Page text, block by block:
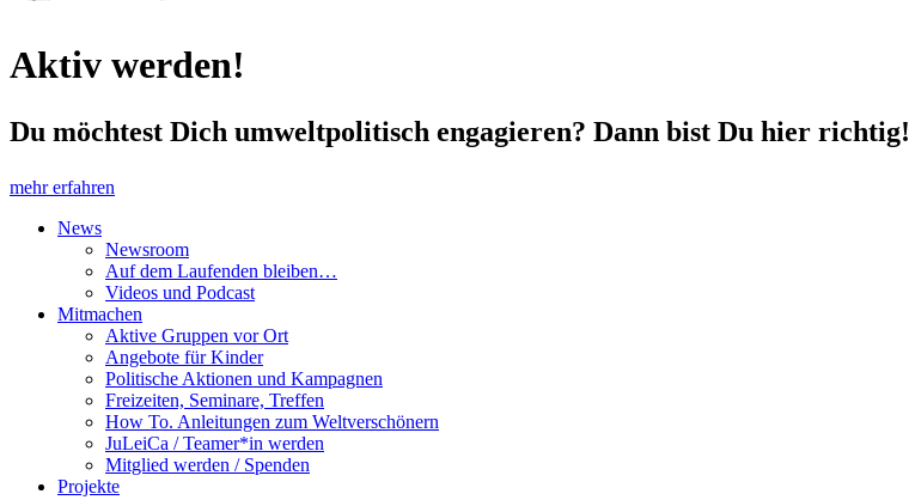
Aktiv werden!
Du möchtest Dich umweltpolitisch engagieren? Dann bist Du hier richtig!
mehr erfahren
News
Newsroom
Auf dem Laufenden bleiben…
Videos und Podcast
Mitmachen
Aktive Gruppen vor Ort
Angebote für Kinder
Politische Aktionen und Kampagnen
Freizeiten, Seminare, Treffen
How To. Anleitungen zum Weltverschönern
JuLeiCa / Teamer*in werden
Mitglied werden / Spenden
Projekte